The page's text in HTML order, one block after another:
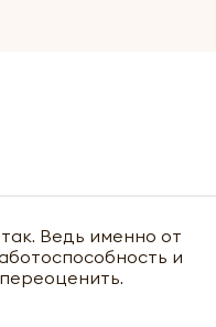
Ведь именно от
и